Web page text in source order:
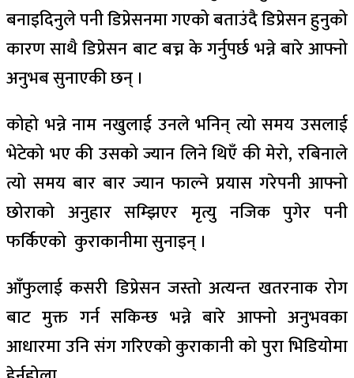
बनाइदिनुले पनी डिप्रेसनमा गएको बताउंदै डिप्रेसन हुनुको
कारण साथै डिप्रेसन बाट बच्न के गर्नुपर्छ भन्ने बारे आफ्नो
अनुभब सुनाएकी छन् ।
कोहो भन्ने नाम नखुलाई उनले भनिन् त्यो समय उसलाई
भेटेको भए की उसको ज्यान लिने थिएँ की मेरो, रबिनाले
त्यो समय बार बार ज्यान फाल्ने प्रयास गरेपनी आफ्नो
छोराको अनुहार सम्झिएर मृत्यु नजिक पुगेर पनी
फर्किएको कुराकानीमा सुनाइन् ।
आँफुलाई कसरी डिप्रेसन जस्तो अत्यन्त खतरनाक रोग
बाट मुक्त गर्न सकिन्छ भन्ने बारे आफ्नो अनुभवका
आधारमा उनि संग गरिएको कुराकानी को पुरा भिडियोमा